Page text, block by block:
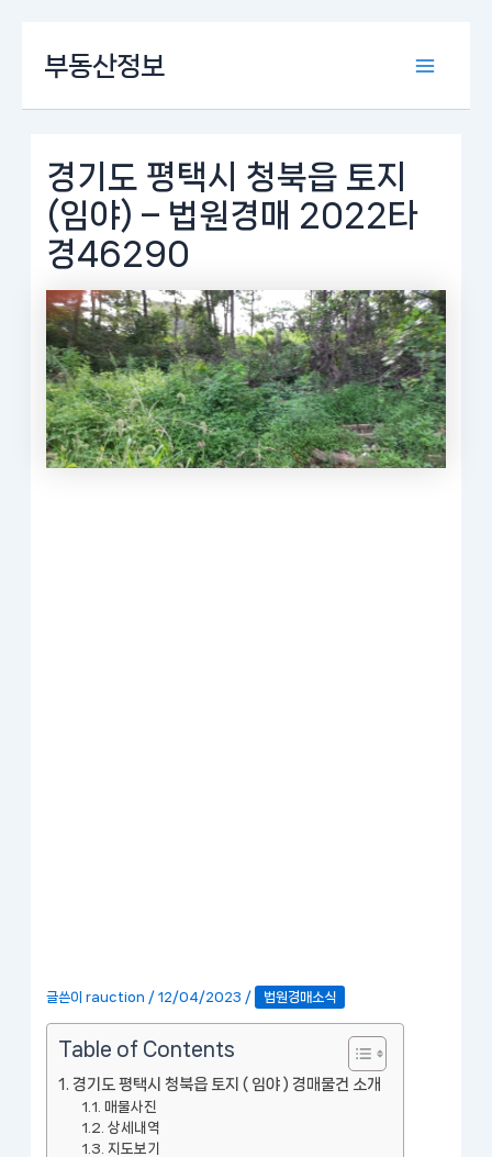
로
부동산정보
경기도 평택시 청북읍 토지
(임야) – 법원경매 2022타
경46290
글쓴이rauction /12/04/2023 / 법원경매소식
Table of Contents
경기도 평택시 청북읍 토지 ( 임야 ) 경매물건 소개
매물사진
상세내역
지도보기